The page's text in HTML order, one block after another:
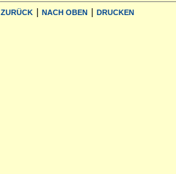
ZURÜCK NACH OBEN DRUCKEN